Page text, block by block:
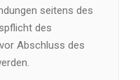
seitens des
des
Abschluss des